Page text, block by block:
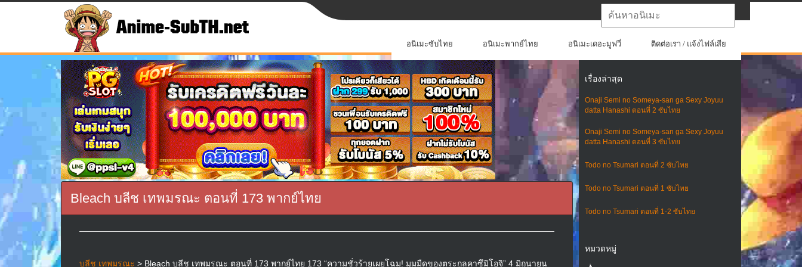
อนิเมะซับไทย อนิเมะพากย์ไทย อนิเมะเดอะมูฟวี่ ติดต่อเรา / แจ้งไฟล์เสีย
เรื่องล่าสุด
Onaji Semi no Someya-san ga Sexy Joyuu
datta Hanashi ตอนที่ 2 ซับไทย
Onaji Semi no Someya-san ga Sexy Joyuu
datta Hanashi ตอนที่ 3 ซับไทย
Todo no Tsumari ตอนที่ 2 ซับไทย
Todo no Tsumari ตอนที่ 1 ซับไทย
Todo no Tsumari ตอนที่ 1-2 ซับไทย
หมวดหมู่
Bleach บลีช เทพมรณะ ตอนที่ 173 พากย์ไทย
บลีช เทพมรณะ > Bleach บลีช เทพมรณะ ตอนที่ 173 พากย์ไทย 173 “ความชั่วร้ายเผยโฉม! มุมมืดของตระกูลคาซึมิโอจิ” 4 มิถุนายน